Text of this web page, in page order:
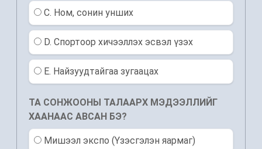
C. Ном, сонин унших
D. Спортоор хичээллэх эсвэл үзэх
E. Найзуудтайгаа зугаацах
ТА СОНЖООНЫ ТАЛААРХ МЭДЭЭЛЛИЙГ
ХААНААС АВСАН БЭ?
Мишээл экспо (Үзэсгэлэн яармаг)